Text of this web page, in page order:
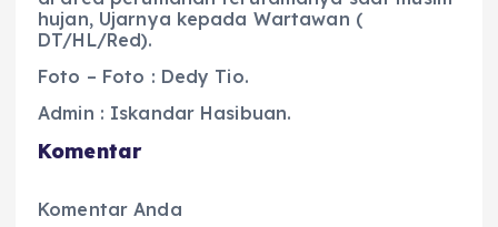
hujan, Ujarnya kepada Wartawan (
DT/HL/Red).
Foto – Foto : Dedy Tio.
Admin : Iskandar Hasibuan.
Komentar
Komentar Anda